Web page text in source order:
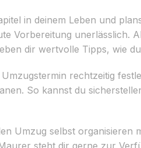
in deinem Leben und
Vorbereitung
dir wertvolle Tipps, wie
rechtzeitig
So kannst du
Umzug selbst organisieren
steht dir gerne zur